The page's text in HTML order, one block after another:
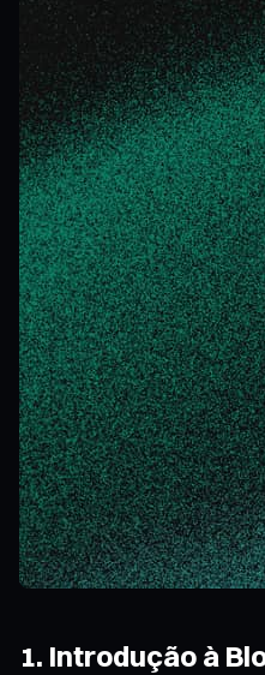
1. Introdução à